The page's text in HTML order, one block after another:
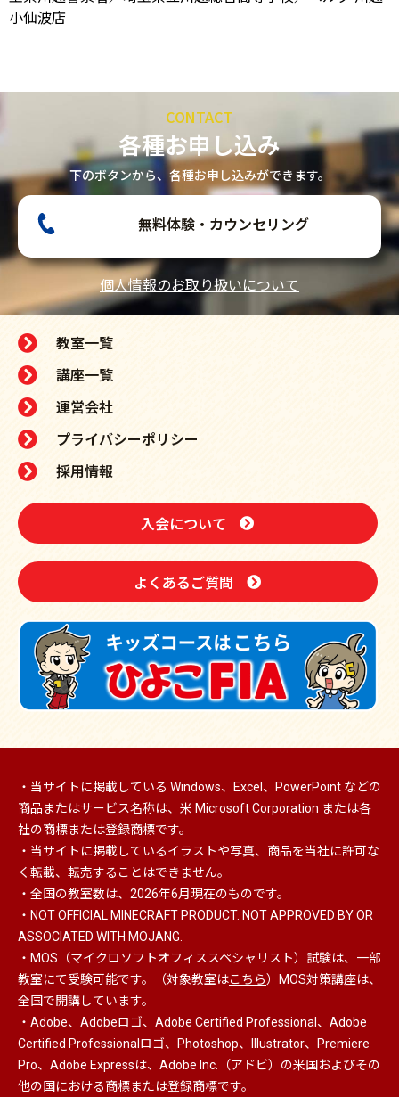
小仙波店
CONTACT
各種お申し込み
下のボタンから、各種お申し込みができます。
無料体験・カウンセリング
個人情報のお取り扱いについて
教室一覧
講座一覧
運営会社
プライバシーポリシー
採用情報
入会について
よくあるご質問
・当サイトに掲載している Windows、Excel、PowerPoint などの
商品またはサービス名称は、米 Microsoft Corporation または各
社の商標または登録商標です。
・当サイトに掲載しているイラストや写真、商品を当社に許可な
く転載、転売することはできません。
・全国の教室数は、2026年6月現在のものです。
・NOT OFFICIAL MINECRAFT PRODUCT. NOT APPROVED BY OR
ASSOCIATED WITH MOJANG.
・MOS（マイクロソフトオフィススペシャリスト） 試験は、一部
教室にて受験可能です。（対象教室はこちら）MOS対策講座は、
全国で開講しています。
・Adobe、Adobeロゴ、Adobe Certified Professional、Adobe
Certified Professionalロゴ、Photoshop、Illustrator、Premiere
Pro、Adobe Expressは、Adobe Inc.（アドビ）の米国およびその
他の国における商標または登録商標です。